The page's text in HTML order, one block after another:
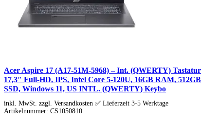
Acer Aspire 17 (A17-51M-5968) – Int. (QWERTY) Tastatur
17,3″ Full-HD, IPS, Intel Core 5-120U, 16GB RAM, 512GB
SSD, Windows 11, US INTL. (QWERTY) Keybo
inkl. MwSt. zzgl. Versandkosten ✅ Lieferzeit 3-5 Werktage
Artikelnummer: CS1050810